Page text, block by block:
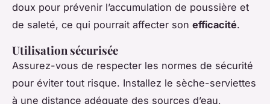
doux pour prévenir l’accumulation de poussière et
de saleté, ce qui pourrait affecter son efficacité.
Utilisation sécurisée
Assurez-vous de respecter les normes de sécurité
pour éviter tout risque. Installez le sèche-serviettes
à une distance adéquate des sources d’eau,